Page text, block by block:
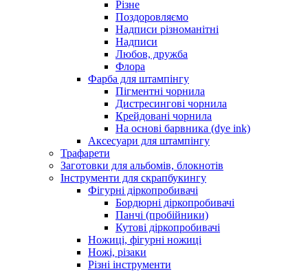
Різне
Поздоровляємо
Надписи різноманітні
Надписи
Любов, дружба
Флора
Фарба для штампінгу
Пігментні чорнила
Дистресингові чорнила
Крейдовані чорнила
На основі барвника (dye ink)
Аксесуари для штампінгу
Трафарети
Заготовки для альбомів, блокнотів
Інструменти для скрапбукингу
Фігурні діркопробивачі
Бордюрні діркопробивачі
Панчі (пробійники)
Кутові діркопробивачі
Ножиці, фігурні ножиці
Ножі, різаки
Різні інструменти